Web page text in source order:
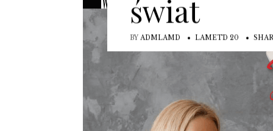
świat
BY ADMLAMD LAMETD 20